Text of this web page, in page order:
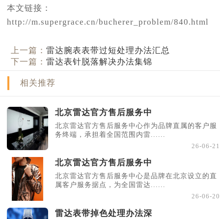
本文链接：
http://m.supergrace.cn/bucherer_problem/840.html
上一篇：雷达腕表表带过短处理办法汇总
下一篇：雷达表针脱落解决办法集锦
相关推荐
北京雷达官方售后服务中
北京雷达官方售后服务中心作为品牌直属的客户服
务终端，承担着全国范围内雷......
26-06-21
北京雷达官方售后服务中
北京雷达官方售后服务中心是品牌在北京设立的直
属客户服务据点，为全国雷达......
26-06-20
雷达表带掉色处理办法深